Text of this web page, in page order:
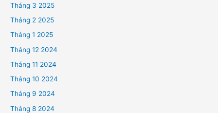
Tháng 3 2025
Tháng 2 2025
Tháng 1 2025
Tháng 12 2024
Tháng 11 2024
Tháng 10 2024
Tháng 9 2024
Tháng 8 2024